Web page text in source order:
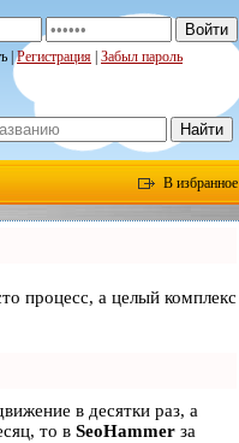
|Регистрация Забыл пароль
В избранное
процесс, а целый комплекс
в десятки раз, а
то в SeoHammerза